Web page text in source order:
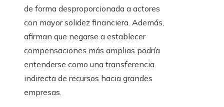
de forma desproporcionada a actores
con mayor solidez financiera. Además,
afirman que negarse a establecer
compensaciones más amplias podría
entenderse como una transferencia
indirecta de recursos hacia grandes
empresas.